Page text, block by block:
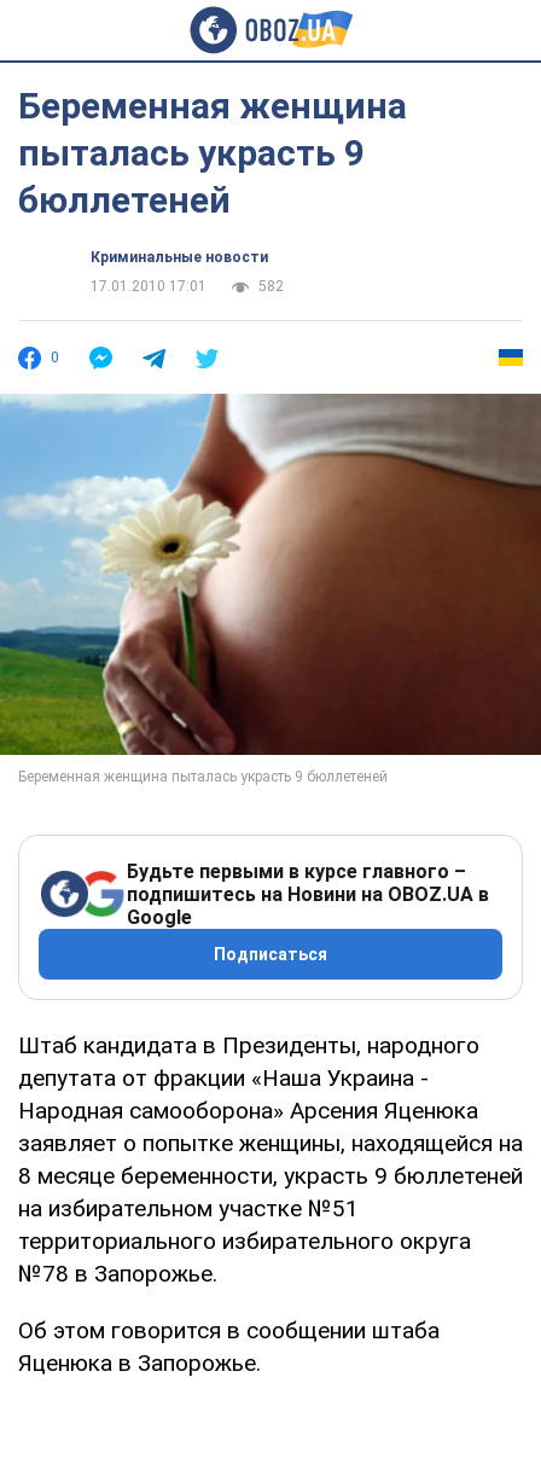
Беременная женщина
пыталась украсть 9
бюллетеней
Криминальные новости
17.01.2010 17:01
582
0
Будьте первыми в курсе главного –
подпишитесь на Новини на OBOZ.UA в
Google
Подписаться
Штаб кандидата в Президенты, народного
депутата от фракции «Наша Украина -
Народная самооборона» Арсения Яценюка
заявляет о попытке женщины, находящейся на
8 месяце беременности, украсть 9 бюллетеней
на избирательном участке №51
территориального избирательного округа
№78 в Запорожье.
Об этом говорится в сообщении штаба
Яценюка в Запорожье.